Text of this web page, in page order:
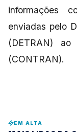
informações
enviadas pelo
(DETRAN)
(CONTRAN).
EM ALTA